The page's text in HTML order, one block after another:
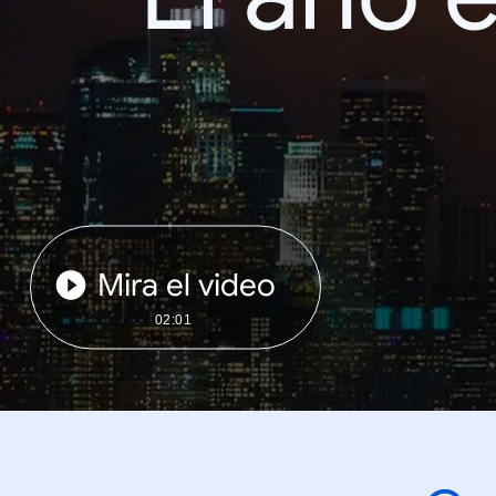
Mira el video
02:01